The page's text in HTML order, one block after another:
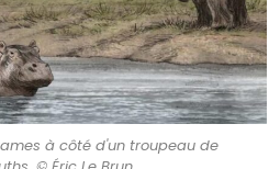
à côté d'un troupeau de